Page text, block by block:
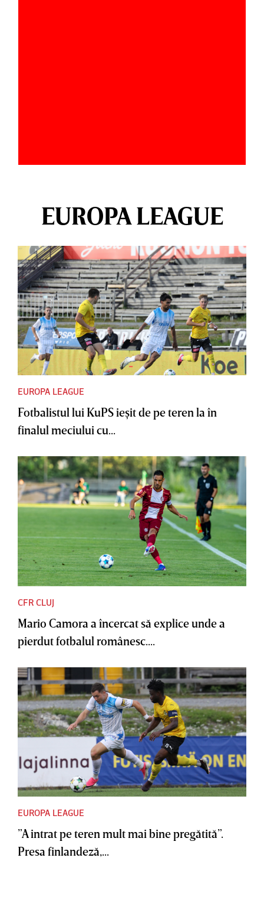
EUROPA LEAGUE
EUROPA LEAGUE
Fotbalistul lui KuPS ieşit de pe teren la în
finalul meciului cu...
CFR CLUJ
Mario Camora a încercat să explice unde a
pierdut fotbalul românesc....
EUROPA LEAGUE
”A intrat pe teren mult mai bine pregătită”.
Presa finlandeză,...